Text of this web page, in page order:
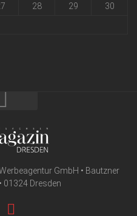
28 29
30
GmbH • Bautzner
01324 Dresden